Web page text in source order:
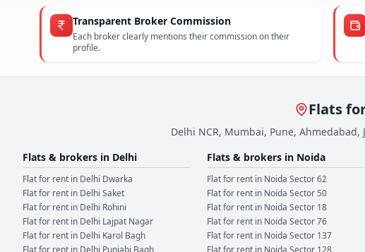
Transparent Broker Commission
Each broker clearly mentions their commission on their
profile.
Flats
Delhi NCR, Mumbai, Pune,
Flats & brokers in Delhi
Flat for rent in Delhi Dwarka
Flat for rent in Delhi Saket
Flat for rent in Delhi Rohini
Flat for rent in Delhi Lajpat Nagar
Flat for rent in Delhi Karol Bagh
Flats & brokers in Noida
Flat for rent in Noida Sector 62
Flat for rent in Noida Sector 50
Flat for rent in Noida Sector 18
Flat for rent in Noida Sector 76
Flat for rent in Noida Sector 137